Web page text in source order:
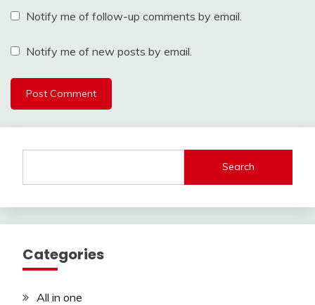
Notify me of follow-up comments by email.
Notify me of new posts by email.
Search
Categories
All in one